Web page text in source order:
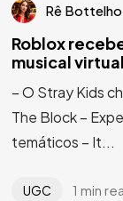
Rê Bottelho
Roblox
musical
– O Stray Kids
The Block –
temáticos – It...
UGC 1 min